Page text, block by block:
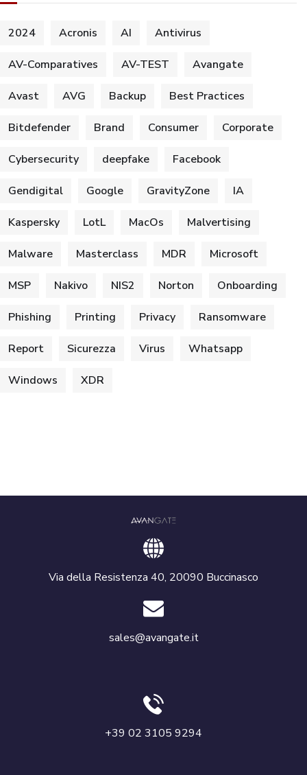
2024 Acronis AI Antivirus
AV-Comparatives AV-TEST Avangate
Avast AVG Backup Best Practices
Bitdefender Brand Consumer Corporate
Cybersecurity deepfake Facebook
Gendigital Google GravityZone IA
Kaspersky LotL MacOs Malvertising
Malware Masterclass MDR Microsoft
MSP Nakivo NIS2 Norton Onboarding
Phishing Printing Privacy Ransomware
Report Sicurezza Virus Whatsapp
Windows XDR
Via della Resistenza 40, 20090 Buccinasco
sales@avangate.it
+39 02 3105 9294